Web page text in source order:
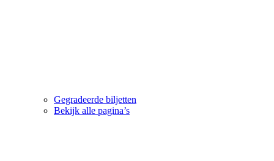
Gegradeerde biljetten
Bekijk alle pagina’s